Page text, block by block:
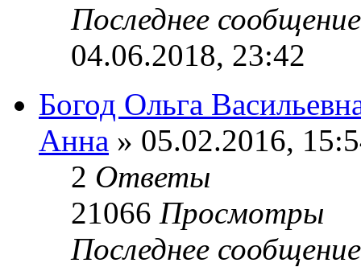
Последнее
04.06.2018, 23:42
Богод Ольга
Анна » 05.02.2016,
2 Ответы
21066 Просмотры
Последнее